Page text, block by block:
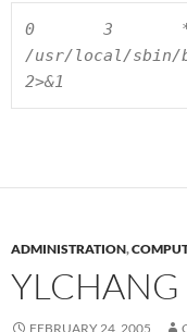
0       3
/usr/local/sbin/
2>&1
ADMINISTRATION,
FEBRUARY 24, 2005